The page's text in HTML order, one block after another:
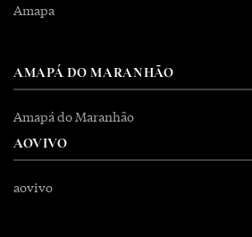
Amapa
AMAPÁ DO MARANHÃO
Amapá do Maranhão
AOVIVO
aovivo